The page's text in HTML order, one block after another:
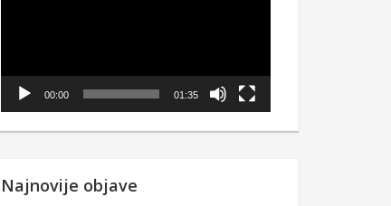
00:00 01:35
Najnovije objave